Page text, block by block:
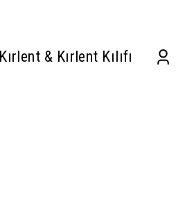
Kırlent & Kırlent Kılıfı